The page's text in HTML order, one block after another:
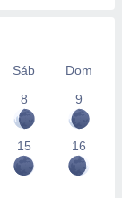
Sáb
Dom
8
9
15 16